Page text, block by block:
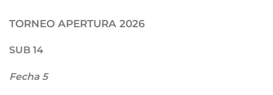
TORNEO APERTURA 2026
SUB 14
Fecha 5